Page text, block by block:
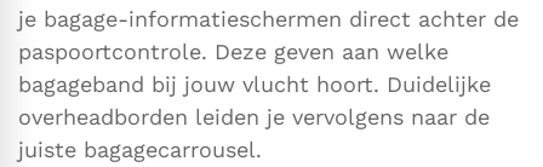
je bagage-informatieschermen direct achter de
paspoortcontrole. Deze geven aan welke
bagageband bij jouw vlucht hoort. Duidelijke
overheadborden leiden je vervolgens naar de
juiste bagagecarrousel.